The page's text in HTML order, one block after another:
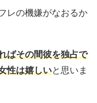
レの機嫌がなおるか
ばその間彼を独占で
性は嬉しいと思いま